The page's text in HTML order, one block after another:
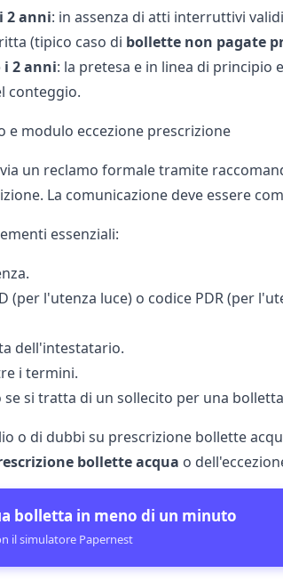
2 anni: in assenza di atti interruttivi
(tipico caso di bollette non pagate
2 anni: la pretesa e in linea di principio
conteggio.
e modulo eccezione prescrizione
un reclamo formale tramite
La comunicazione deve essere
essenziali:
(per l'utenza luce) o codice PDR(per
dell'intestatario.
i termini.
si tratta di un sollecito per una
o di dubbi su prescrizione bollette
bollette acqua o
bolletta in meno di un minuto
il simulatore Papernest